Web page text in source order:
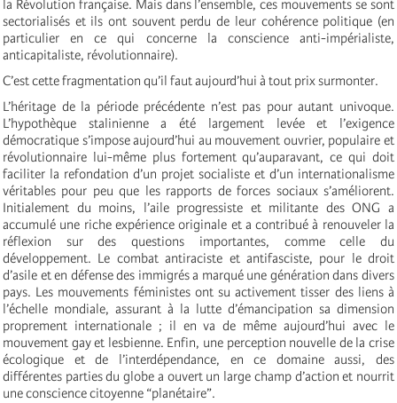
la Révolution française. Mais dans l’ensemble, ces mouvements se sont
sectorialisés et ils ont souvent perdu de leur cohérence politique (en
particulier en ce qui concerne la conscience anti-impérialiste,
anticapitaliste, révolutionnaire).
C’est cette fragmentation qu’il faut aujourd’hui à tout prix surmonter.
L’héritage de la période précédente n’est pas pour autant univoque.
L’hypothèque stalinienne a été largement levée et l’exigence
démocratique s’impose aujourd’hui au mouvement ouvrier, populaire et
révolutionnaire lui-même plus fortement qu’auparavant, ce qui doit
faciliter la refondation d’un projet socialiste et d’un internationalisme
véritables pour peu que les rapports de forces sociaux s’améliorent.
Initialement du moins, l’aile progressiste et militante des ONG a
accumulé une riche expérience originale et a contribué à renouveler la
réflexion sur des questions importantes, comme celle du
développement. Le combat antiraciste et antifasciste, pour le droit
d’asile et en défense des immigrés a marqué une génération dans divers
pays. Les mouvements féministes ont su activement tisser des liens à
l’échelle mondiale, assurant à la lutte d’émancipation sa dimension
proprement internationale ; il en va de même aujourd’hui avec le
mouvement gay et lesbienne. Enfin, une perception nouvelle de la crise
écologique et de l’interdépendance, en ce domaine aussi, des
différentes parties du globe a ouvert un large champ d’action et nourrit
une conscience citoyenne “planétaire”.